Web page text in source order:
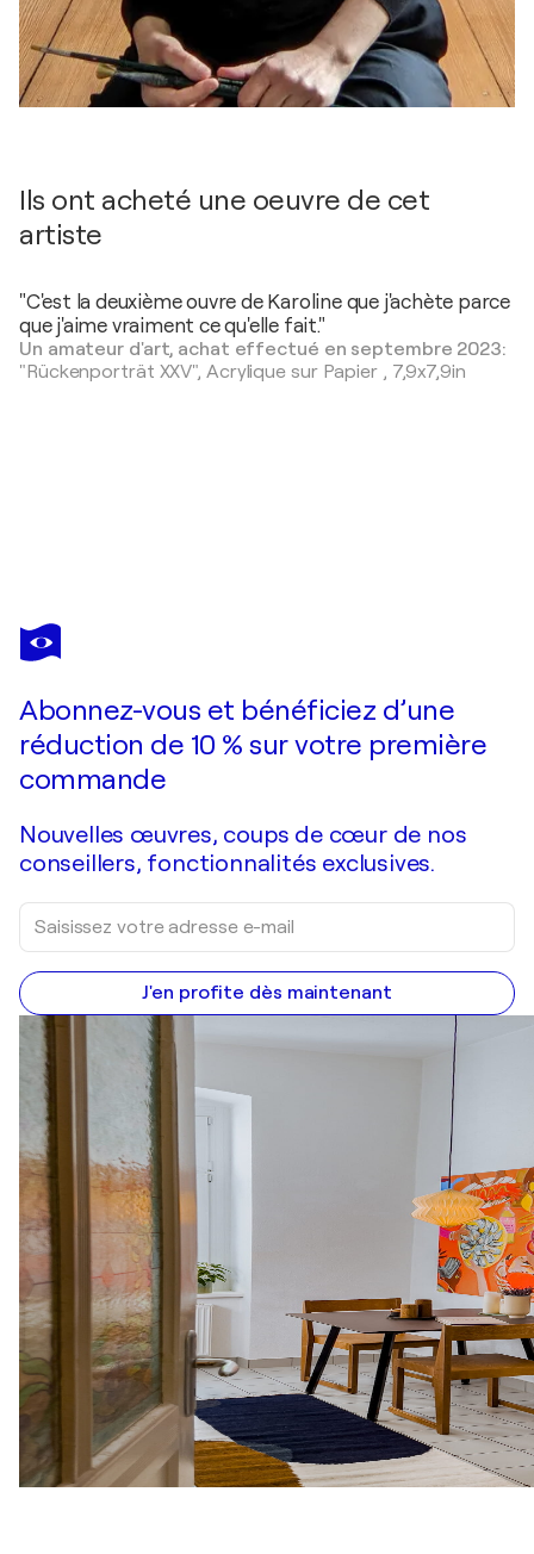
Ils ont acheté une oeuvre de cet
artiste
"C'est la deuxième ouvre de Karoline que j'achète parce
que j'aime vraiment ce qu'elle fait."
Un amateur d'art, achat effectué en septembre 2023:
"Rückenporträt XXV", Acrylique sur Papier, 7,9x7,9in
KAROLINE KROISS
Leserin VIII
Abonnez-vous et bénéficiez d’une
réduction de 10 % sur votre première
commande
Nouvelles œuvres, coups de cœur de nos
conseillers, fonctionnalités exclusives.
J'en profite dès maintenant